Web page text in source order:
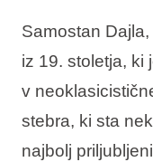
Samostan
iz 19. stoletja, ki
v
stebra, ki sta
najbolj